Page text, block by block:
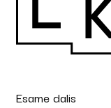
Esame dalis